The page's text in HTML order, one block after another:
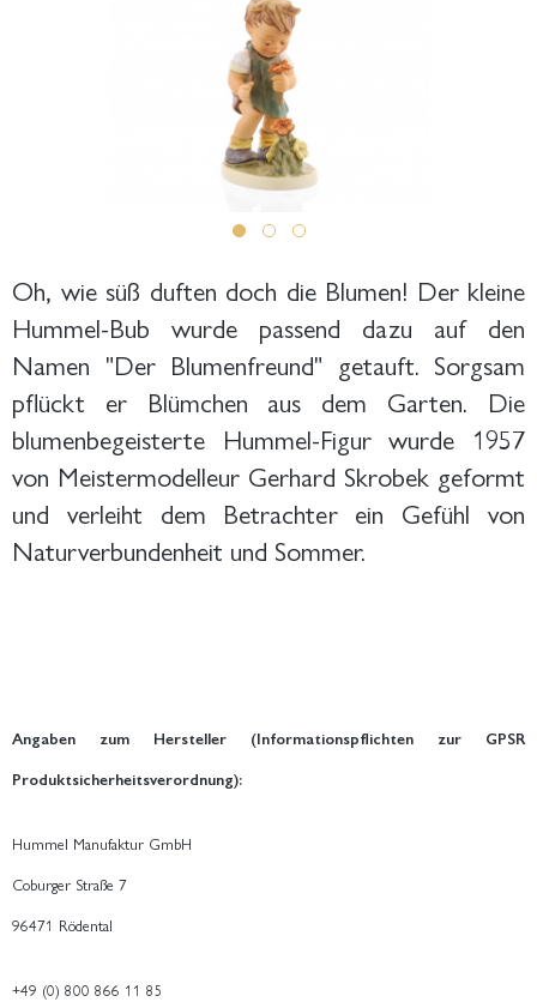
Oh, wie süß duften doch die Blumen! Der kleine
Hummel-Bub wurde passend dazu auf den
Namen "Der Blumenfreund" getauft. Sorgsam
pflückt er Blümchen aus dem Garten. Die
blumenbegeisterte Hummel-Figur wurde 1957
von Meistermodelleur Gerhard Skrobek geformt
und verleiht dem Betrachter ein Gefühl von
Naturverbundenheit und Sommer.
Angaben zum Hersteller (Informationspflichten zur GPSR
Produktsicherheitsverordnung):
Hummel Manufaktur GmbH
Coburger Straße 7
96471 Rödental
+49 (0) 800 866 11 85